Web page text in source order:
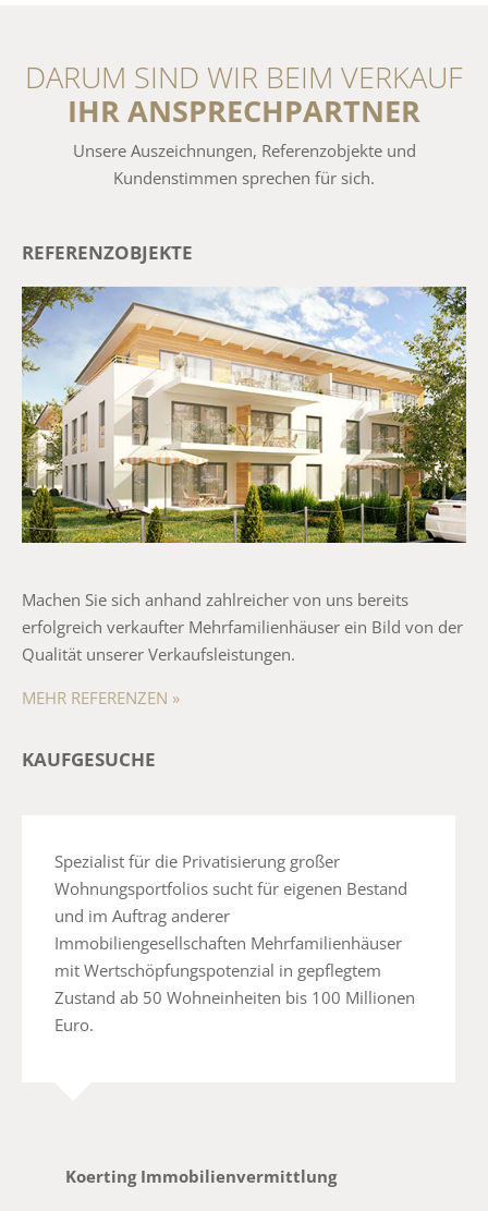
DARUM SIND WIR BEIM VERKAUF
IHR ANSPRECHPARTNER
Unsere Auszeichnungen, Referenzobjekte und
Kundenstimmen sprechen für sich.
REFERENZOBJEKTE
Machen Sie sich anhand zahlreicher von uns bereits
erfolgreich verkaufter Mehrfamilienhäuser ein Bild von der
Qualität unserer Verkaufsleistungen.
MEHR REFERENZEN »
KAUFGESUCHE
Spezialist für die Privatisierung großer
Wohnungsportfolios sucht für eigenen Bestand
und im Auftrag anderer
Immobiliengesellschaften Mehrfamilienhäuser
mit Wertschöpfungspotenzial in gepflegtem
Zustand ab 50 Wohneinheiten bis 100 Millionen
Euro.
Koerting Immobilienvermittlung